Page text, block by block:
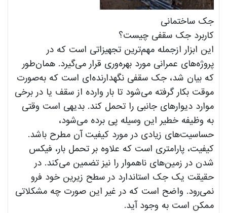
جک ساختمانی
کاربرد جک‌ سقفی چیست؟
این ابزار ازجمله مهم‌ترین تجهیزاتی است که در
پروژه‌های عمرانی مورد بهره‌وری قرار می‌گیرد. همان‌طور
که بیان شد، جک سقفی نگهدارنده‌ای است که به‌صورت
موقت بکار گرفته می‌شود تا بار وارده از سقف یا در برخی
موارد دیوارهای جانبی را تحمل کند. بدیهی است وقتی
به وظیفه خطیر این وسیله پی برده می‌شود،
حساسیت‌های زیادی در مورد کیفیت آن مطرح باشد.
کیفیت، پارامتری است که علاوه بر تحمل بار، فیکس
شدن در زمین‌های ناهموار را نیز تضمین می‌کند. در
حقیقت یک جک استاندارد در سطح زیرین خود فرو
نمی‌رود. واضح است که در غیر این صورت چه مشکلاتی
ممکن است به وجود آید.